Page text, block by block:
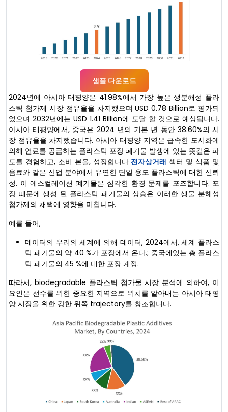
샘플 다운로드
2024년에 아시아 태평양은 41.98%에서 가장 높은 생분해성 플라
스틱 첨가제 시장 점유율을 차지했으며 USD 0.78 Billion로 평가되
었으며 2032년에는 USD 1.41 Billion에 도달 할 것으로 예상됩니다.
아시아 태평양에서, 중국은 2024 년의 기본 년 동안 38.60%의 시
장 점유율을 차지했습니다. 아시아 태평양 지역은 급속한 도시화에
의해 연료를 공급하는 플라스틱 포장 폐기물 발생에 있는 뜻깊은 파
도를 경험하고, 소비 본을, 성장합니다 전자상거래 섹터 및 식품 및
음료와 같은 산업 분야에서 유연한 단일 용도 플라스틱에 대한 신뢰
성. 이 에스컬레이션 폐기물은 심각한 환경 문제를 포즈합니다. 포
장 때문에 생성 된 플라스틱 폐기물의 상승은 이러한 생물 분해성
첨가제의 채택에 영향을 미칩니다.
예를 들어,
데이터의 우리의 세계에 의해 데이터, 2024에서, 세계 플라스
틱 폐기물의 약 40 %가 포장에서 온다.; 중국에있는 총 플라스
틱 폐기물의 45 %에 대한 포장 계정.
따라서, biodegradable 플라스틱 첨가물 시장 분석에 의하여, 이
요인은 선수를 위한 중요한 지역으로 위치를 알아내는 아시아 태평
양 시장을 위한 강한 위쪽 trajectory를 창조합니다.